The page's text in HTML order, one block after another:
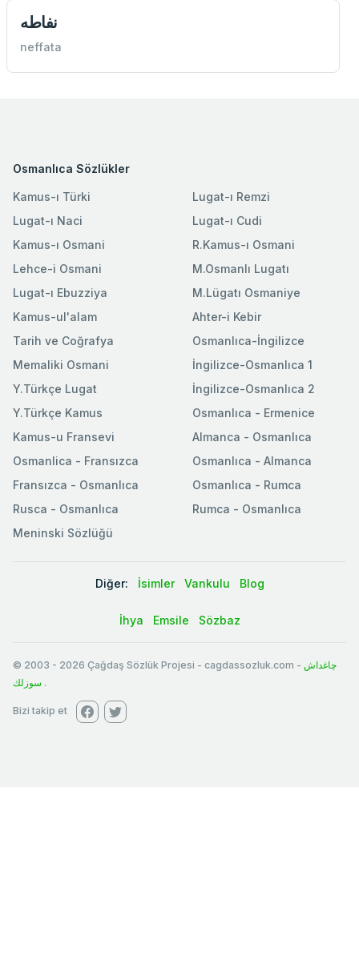
نفاطه
neffata
Osmanlıca Sözlükler
Kamus-ı Türki
Lugat-ı Naci
Kamus-ı Osmani
Lehce-i Osmani
Lugat-ı Ebuzziya
Lugat-ı Remzi
Lugat-ı Cudi
R.Kamus-ı Osmani
M.Osmanlı Lugatı
M.Lügatı Osmaniye
Kamus-ul'alam
Tarih ve Coğrafya
Memaliki Osmani
Y.Türkçe Lugat
Y.Türkçe Kamus
Ahter-i Kebir
Osmanlıca-İngilizce
İngilizce-Osmanlıca 1
İngilizce-Osmanlıca 2
Osmanlıca - Ermenice
Kamus-u Fransevi
Osmanlica - Fransızca
Fransızca - Osmanlıca
Rusca - Osmanlıca
Meninski Sözlüğü
Almanca - Osmanlıca
Osmanlıca - Almanca
Osmanlıca - Rumca
Rumca - Osmanlıca
Diğer: İsimler Vankulu Blog
İhya Emsile Sözbaz
© 2003 - 2026 Çağdaş Sözlük Projesi - cagdassozluk.com - چاغداش
سوزلك .
Bizi takip et